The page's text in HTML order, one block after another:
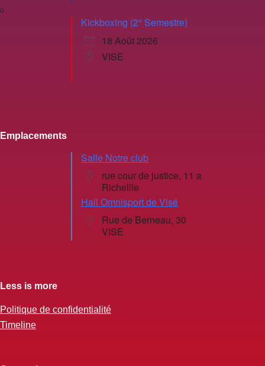
Kickboxing (2° Semestre)
18 Août 2026
VISE
Emplacements
Salle Notre club
rue cour de justice, 11 a
Richellle
Hall Omnisport de Visé
Rue de Berneau, 30
VISE
Less is more
Politique de confidentialité
Timeline